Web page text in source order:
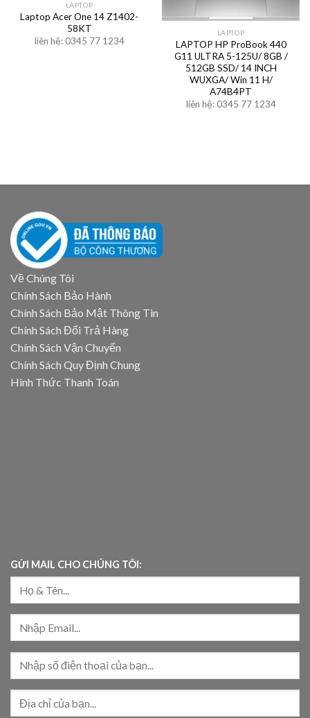
LAPTOP
Laptop Acer One 14 Z1402-
58KT
liên hệ: 0345 77 1234
LAPTOP
LAPTOP HP ProBook 440
G11 ULTRA 5-125U/ 8GB /
512GB SSD/ 14 INCH
WUXGA/ Win 11 H/
A74B4PT
liên hệ: 0345 77 1234
Về Chúng Tôi
Chính Sách Bảo Hành
Chính Sách Bảo Mật Thông Tin
Chính Sách Đổi Trả Hàng
Chính Sách Vận Chuyển
Chính Sách Quy Định Chung
Hình Thức Thanh Toán
GỬI MAIL CHO CHÚNG TÔI: